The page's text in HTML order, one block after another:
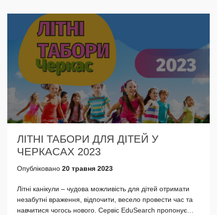
ЛІТНІ ТАБОРИ ДЛЯ ДІТЕЙ У
ЧЕРКАСАХ 2023
Опубліковано 20 травня 2023
Літні канікули – чудова можливість для дітей отримати
незабутні враження, відпочити, весело провести час та
навчитися чогось нового. Сервіс EduSearch пропонує